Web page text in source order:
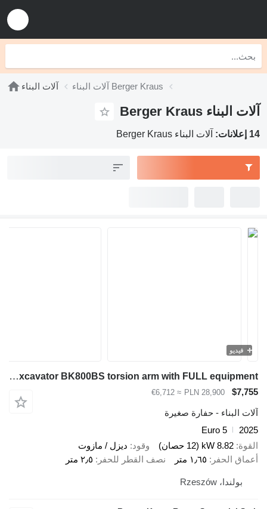
آلات البناء آلات البناء Berger Kraus
آلات البناء Berger Kraus
14 إعلانات: آلات البناء Berger Kraus
فيديو
Berger Kraus Mini Excavator BK800BS torsion arm with FULL equipment
$7,755
PLN 28,900
≈ €6,712
آلات البناء - حفارة صغيرة
2025
Euro 5
القوة 8.82 kW (12 حصان) وقود ديزل / مازوت
أعماق الحفر
١٫٦٥ متر نصف القطر للحفر ٢٫٥ متر
بولندا، Rzeszów